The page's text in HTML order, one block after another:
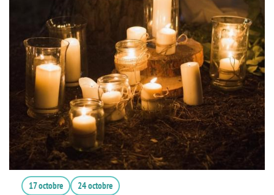
17 octobre 24 octobre